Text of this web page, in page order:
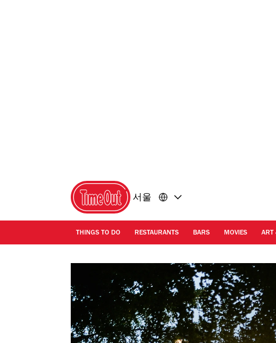
서울
THINGS TO DO RESTAURANTS BARS MOVIES ART